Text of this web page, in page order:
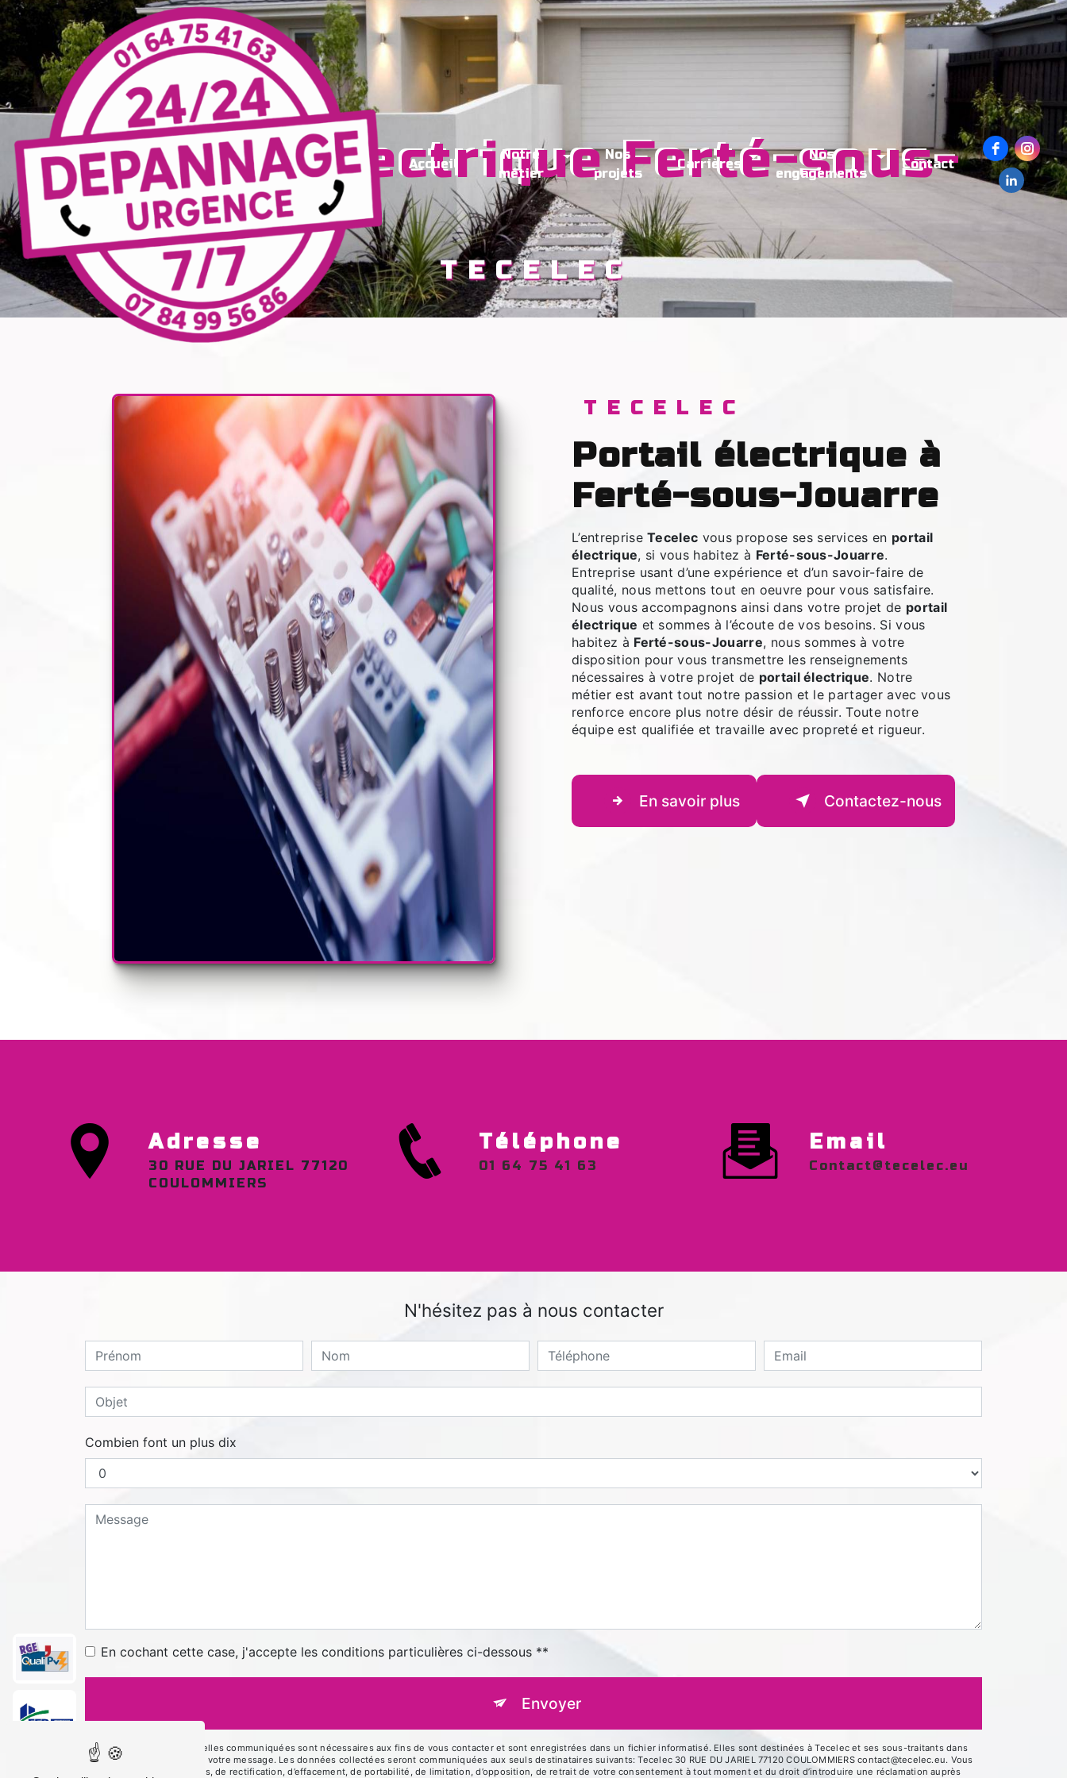
Accueil
Notre
métier
Nos
projets
Carrières
Nos
engagements
Contact
portail électrique Ferté-sous-
Jouarre
TECELEC
TECELEC
portail électrique à
Ferté-sous-Jouarre
L’entrepriseTecelec vous propose ses services en portail
électrique, si vous habitez à Ferté-sous-Jouarre.
Entreprise usant d’une expérience et d’un savoir-faire de
qualité, nous mettons tout en oeuvre pour vous satisfaire.
Nous vous accompagnons ainsi dans votre projet de portail
électrique et sommes à l’écoute de vos besoins. Si vous
habitez à Ferté-sous-Jouarre, nous sommes à votre
disposition pour vous transmettre les renseignements
nécessaires à votre projet de portail électrique. Notre
métier est avant tout notre passion et le partager avec vous
renforce encore plus notre désir de réussir. Toute notre
équipe est qualifiée et travaille avec propreté et rigueur.
En savoir plus Contactez-nous
Adresse
30 RUE DU JARIEL 77120
COULOMMIERS
Téléphone
01 64 75 41 63
Email
contact@tecelec.eu
N'hésitez pas à nous contacter
Combien font un plus dix
En cochant cette case, j'accepte les conditions particulières ci-dessous **
Envoyer
** Les données personnelles communiquées sont nécessaires aux fins de vous contacter et sont enregistrées dans un fichier informatisé. Elles sont destinées à Tecelec et ses sous-traitants dans
le seul but de répondre à votre message. Les données collectées seront communiquées aux seuls destinataires suivants: Tecelec 30 RUE DU JARIEL 77120 COULOMMIERS contact@tecelec.eu. Vous
disposez de droits d’accès, de rectification, d’effacement, de portabilité, de limitation, d’opposition, de retrait de votre consentement à tout moment et du droit d’introduire une réclamation auprès
Panneau de gestion des cookies